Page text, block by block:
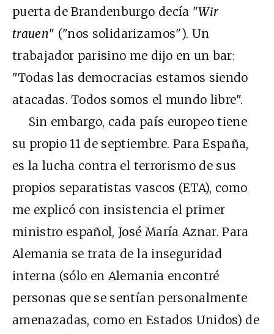
puerta de Brandenburgo decía "Wir
trauen" ("nos solidarizamos"). Un
trabajador parisino me dijo en un bar:
"Todas las democracias estamos siendo
atacadas. Todos somos el mundo libre".
Sin embargo, cada país europeo tiene
su propio 11 de septiembre. Para España,
es la lucha contra el terrorismo de sus
propios separatistas vascos (ETA), como
me explicó con insistencia el primer
ministro español, José María Aznar. Para
Alemania se trata de la inseguridad
interna (sólo en Alemania encontré
personas que se sentían personalmente
amenazadas, como en Estados Unidos) de